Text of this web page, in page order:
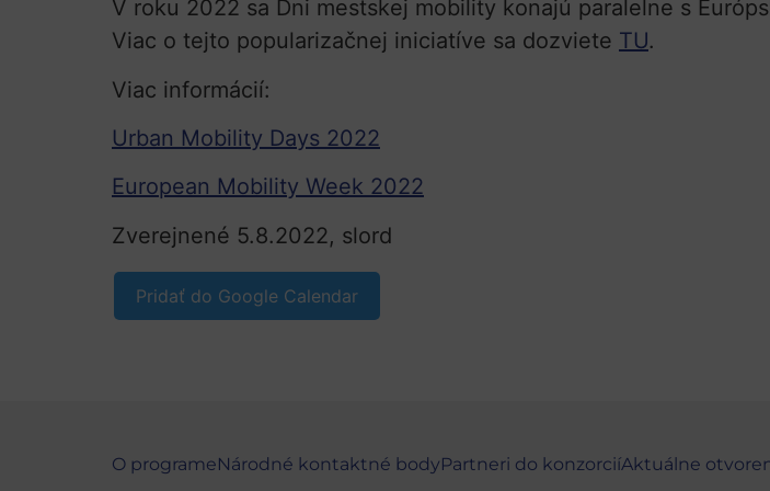
V roku 2022 sa Dni mestskej mobility konajú paralelne s
Viac o tejto popularizačnej iniciatíve sa dozviete TU.
Viac informácií:
Urban Mobility Days 2022
European Mobility Week 2022
Zverejnené 5.8.2022, slord
Pridať do Google Calendar
O programeNárodné kontaktné bodyPartneri do konzorciíAktuálne